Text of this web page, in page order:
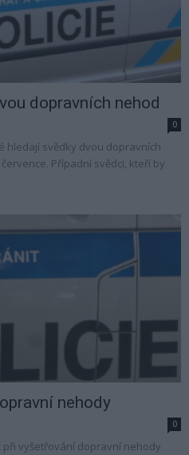
dopravních nehod
0
hledají svědky dvou dopravních
Případní svědci, kteří by
nehody
0
při vyšetřování dopravní nehody